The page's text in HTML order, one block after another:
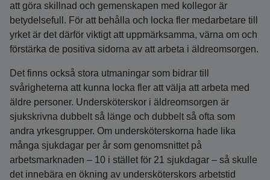
att göra skillnad och gemenskapen med kollegor är
betydelsefull. För att behålla och locka fler medarbetare till
yrket är det därför viktigt att uppmärksamma, värna om och
förstärka de positiva sidorna av att arbeta i äldreomsorgen.
Det finns också stora utmaningar som bidrar till
svårigheterna att kunna locka fler att välja att arbeta med
äldre personer. Undersköterskor i äldreomsorgen är
sjukskrivna dubbelt så länge och dubbelt så ofta som
andra yrkesgrupper. Om undersköterskorna hade lika
många sjukdagar per år som genomsnittet på
arbetsmarknaden – 10 i stället för 21 sjukdagar – så skulle
det innebära en ökning av undersköterskors arbetstid